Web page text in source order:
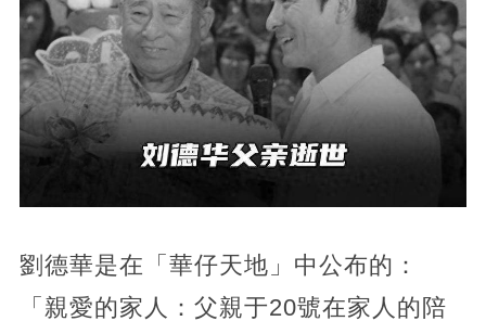
劉德華是在「華仔天地」中公布的：
「親愛的家人：父親于20號在家人的陪